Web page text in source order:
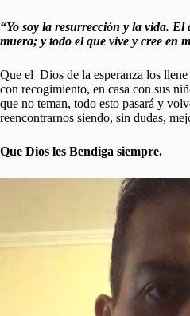
“Yo soy la resurrección y la vida.
muera; y todo el que vive y cree en
Que el Dios de la esperanza los
con recogimiento, en casa con sus
que no teman, todo esto pasará y
reencontrarnos siendo, sin dudas,
Que Dios les Bendiga siempre.